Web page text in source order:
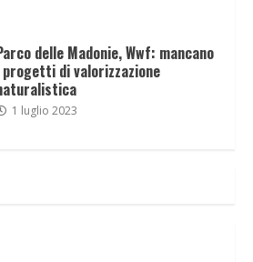
delle Madonie, Wwf: mancano
di valorizzazione
1 luglio 2023